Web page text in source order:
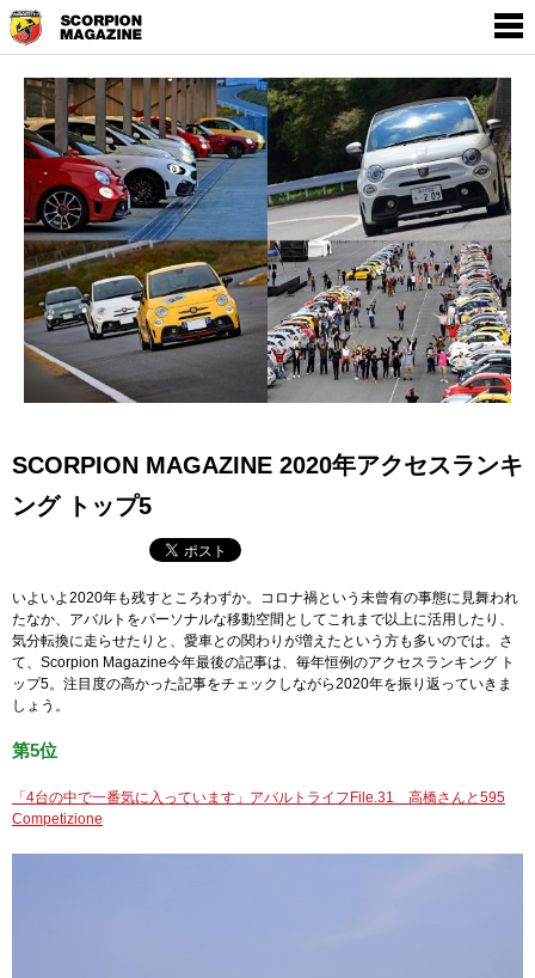
THE WORLD OF
EMPOWERMENT BY
ABARTH
SCORPION MAGAZINE 2020年アクセスランキ
ング トップ5
いよいよ2020年も残すところわずか。コロナ禍という未曾有の事態に見舞われ
たなか、アバルトをパーソナルな移動空間としてこれまで以上に活用したり、
気分転換に走らせたりと、愛車との関わりが増えたという方も多いのでは。さ
て、Scorpion Magazine今年最後の記事は、毎年恒例のアクセスランキング ト
ップ5。注目度の高かった記事をチェックしながら2020年を振り返っていきま
しょう。
第5位
「4台の中で一番気に入っています」アバルトライフFile.31 高橋さんと595
Competizione